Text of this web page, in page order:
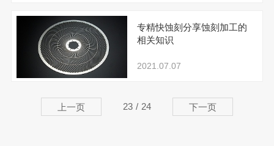
专精快蚀刻分享蚀刻加工的
相关知识
2021.07.07
23 / 24
上一页 下一页